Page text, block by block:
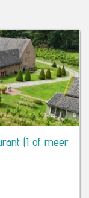
(1 of meer